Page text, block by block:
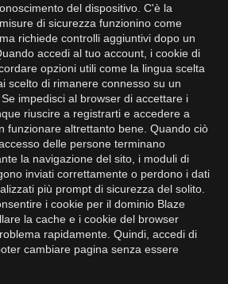
del dispositivo. C'è la
di sicurezza funzionino come
richiede controlli aggiuntivi dopo un
accedi al tuo account, i cookie di
opzioni utili come la lingua scelta
scelto di rimanere connesso su un
impedisci al browser di accettare i
riuscire a registrarti e accedere a
funzionare altrettanto bene. Quando ciò
delle persone terminano
la navigazione del sito, i moduli di
inviati correttamente o perdono i dati
più prompt di sicurezza del solito.
i cookie per il dominio Blaze
la cache e i cookie del browser
rapidamente. Quindi, accedi di
cambiare pagina senza essere